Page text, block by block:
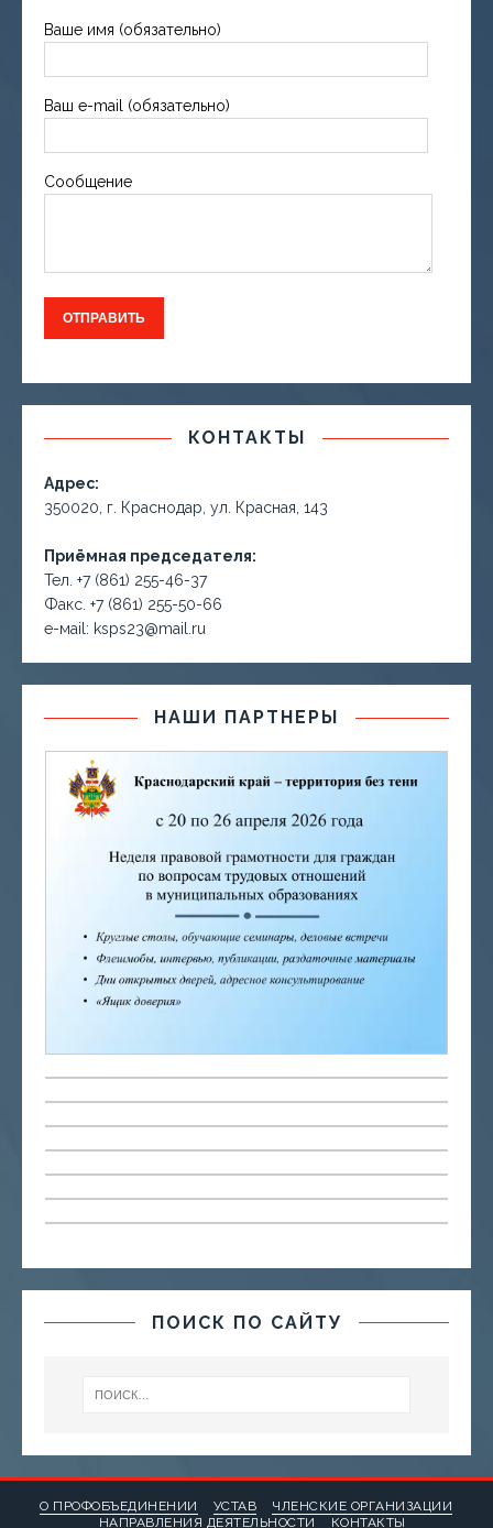
Ваше имя (обязательно)
Ваш e-mail (обязательно)
Сообщение
КОНТАКТЫ
Адрес:
350020, г. Краснодар, ул. Красная, 143
Приёмная председателя:
Тел. +7 (861) 255-46-37
Факс. +7 (861) 255-50-66
е-маil: ksps23@mail.ru
НАШИ ПАРТНЕРЫ
ПОИСК ПО САЙТУ
О ПРОФОБЪЕДИНЕНИИ УСТАВ
ЧЛЕНСКИЕ ОРГАНИЗАЦИИ
НАПРАВЛЕНИЯ ДЕЯТЕЛЬНОСТИ
КОНТАКТЫ